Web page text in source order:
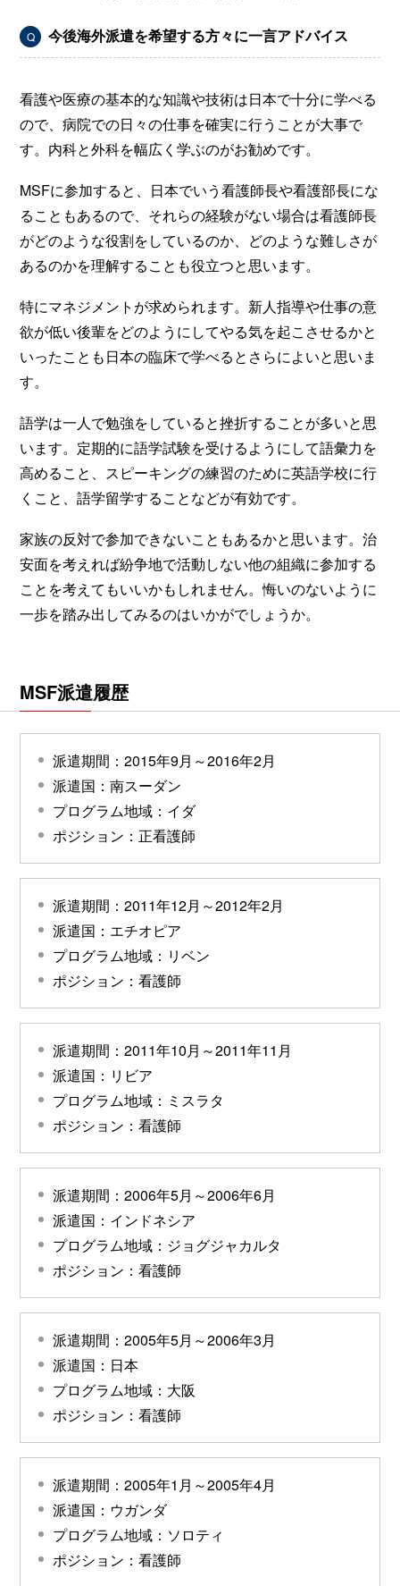
Q 今後海外派遣を希望する方々に一言アドバイス
看護や医療の基本的な知識や技術は日本で十分に学べる
ので、病院での日々の仕事を確実に行うことが大事で
す。内科と外科を幅広く学ぶのがお勧めです。
MSFに参加すると、日本でいう看護師長や看護部長にな
ることもあるので、それらの経験がない場合は看護師長
がどのような役割をしているのか、どのような難しさが
あるのかを理解することも役立つと思います。
特にマネジメントが求められます。新人指導や仕事の意
欲が低い後輩をどのようにしてやる気を起こさせるかと
いったことも日本の臨床で学べるとさらによいと思いま
す。
語学は一人で勉強をしていると挫折することが多いと思
います。定期的に語学試験を受けるようにして語彙力を
高めること、スピーキングの練習のために英語学校に行
くこと、語学留学することなどが有効です。
家族の反対で参加できないこともあるかと思います。治
安面を考えれば紛争地で活動しない他の組織に参加する
ことを考えてもいいかもしれません。悔いのないように
一歩を踏み出してみるのはいかがでしょうか。
MSF派遣履歴
派遣期間：2015年9月～2016年2月
派遣国：南スーダン
プログラム地域：イダ
ポジション：正看護師
派遣期間：2011年12月～2012年2月
派遣国：エチオピア
プログラム地域：リベン
ポジション：看護師
派遣期間：2011年10月～2011年11月
派遣国：リビア
プログラム地域：ミスラタ
ポジション：看護師
派遣期間：2006年5月～2006年6月
派遣国：インドネシア
プログラム地域：ジョグジャカルタ
ポジション：看護師
派遣期間：2005年5月～2006年3月
派遣国：日本
プログラム地域：大阪
ポジション：看護師
派遣期間：2005年1月～2005年4月
派遣国：ウガンダ
プログラム地域：ソロティ
ポジション：看護師